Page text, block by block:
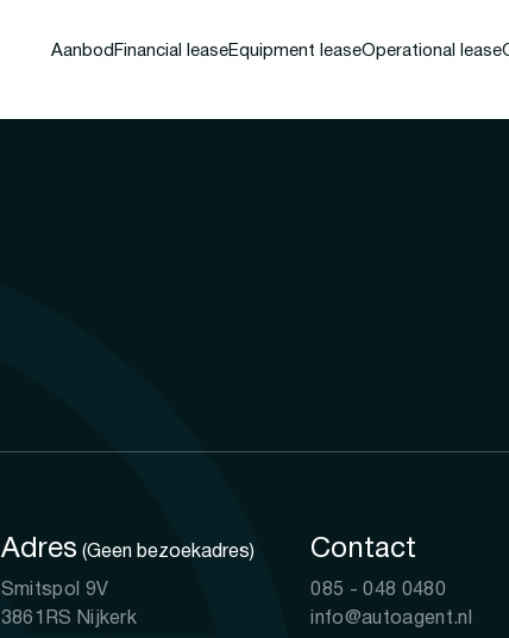
Aanbod Financial leaseEquipment leaseOperational lease
Adres (Geen bezoekadres)
Smitspol 9V
3861RS Nijkerk
Contact
085 - 048 0480
info@autoagent.nl